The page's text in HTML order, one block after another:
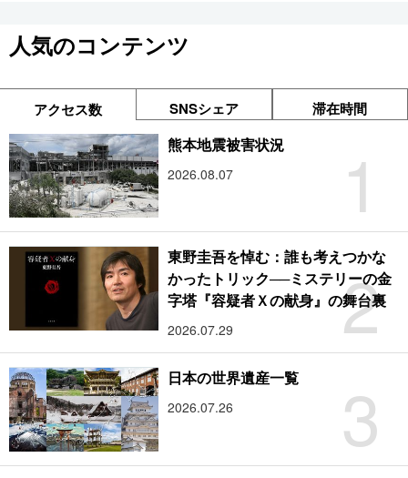
人気のコンテンツ
アクセス数 SNSシェア 滞在時間
1
熊本地震被害状況
2026.08.07
2
東野圭吾を悼む：誰も考えつかな
かったトリック──ミステリーの金
字塔『容疑者Ｘの献身』の舞台裏
2026.07.29
3
日本の世界遺産一覧
2026.07.26